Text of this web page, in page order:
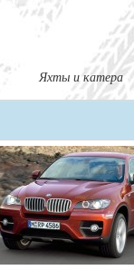
Яхты и катера